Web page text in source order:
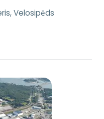
Velosipēds